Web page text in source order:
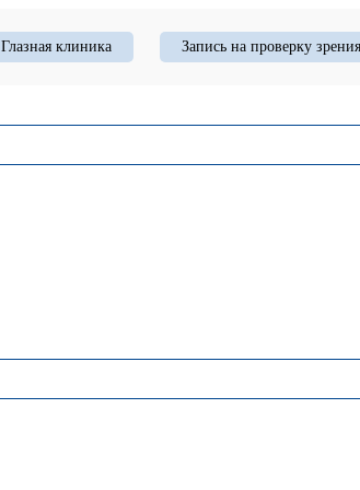
Глазная клиника Запись на проверку зрения